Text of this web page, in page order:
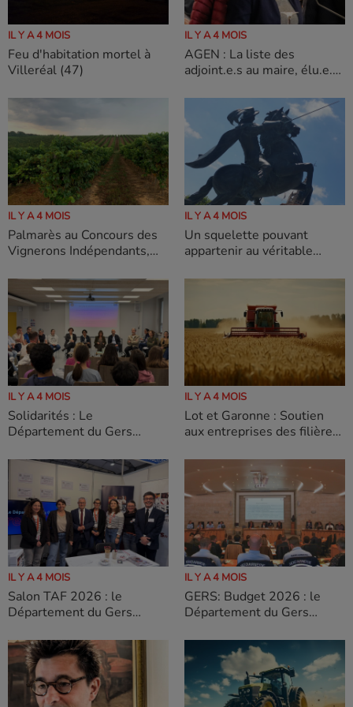
IL Y A 4 MOIS
Feu d'habitation mortel à
Villeréal (47)
IL Y A 4 MOIS
AGEN : La liste des
adjoint.e.s au maire, élu.e.s
délégations.
IL Y A 4 MOIS
Palmarès au Concours des
Vignerons Indépendants,
l’excellence et le savoir-
faire de nos vigneronnes et
vignerons.
IL Y A 4 MOIS
Un squelette pouvant
appartenir au véritable
de Castelmore ?
IL Y A 4 MOIS
Solidarités : Le
Département du Gers
métiers du “care” auprès
des jeunes
IL Y A 4 MOIS
Lot et Garonne : Soutien
aux entreprises des filières
de l’agriculture
IL Y A 4 MOIS
Salon TAF 2026 : le
Département du Gers
l’insertion
IL Y A 4 MOIS
GERS: Budget 2026 : le
Département du Gers
culture et au tourisme